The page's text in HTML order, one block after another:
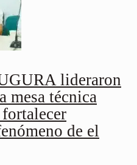
lideraron
mesa técnica
de el